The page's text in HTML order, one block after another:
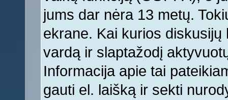
jums dar nėra 13 metų.
ekrane. Kai kurios
vardą ir slaptažodį
Informacija apie tai
gauti el. laišką ir sekti